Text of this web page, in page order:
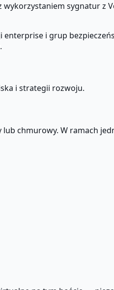
sygnatur z
i grup
i strategii rozwoju.
chmurowy. W ramach